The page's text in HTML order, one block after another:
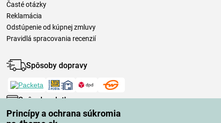
Princípy a ochrana súkromia
Časté otázky
Reklamácia
Odstúpenie od kúpnej zmluvy
Pravidlá spracovania recenzií
Spôsoby dopravy
Spôsoby platby